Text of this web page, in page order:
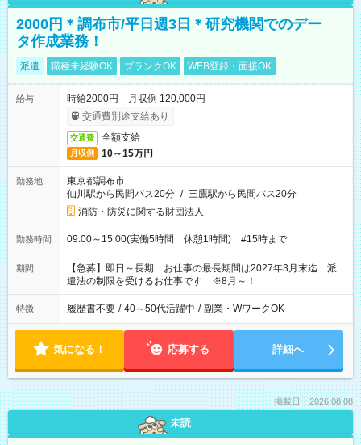
2000円＊調布市/平日週3日＊研究機関でのデー
タ作成業務！
派遣 職種未経験OK ブランクOK WEB登録・面接OK
給与
時給2000円 月収例 120,000円
交通費別途支給あり
交通費 全額支給
月収例 10～15万円
勤務地
東京都調布市
仙川駅から民間バス20分 / 三鷹駅から民間バス20分
消防・防災に関する財団法人
勤務時間 09:00～15:00(実働5時間 休憩1時間) #15時まで
期間
【急募】即日～長期 お仕事の最長期間は2027年3月末迄 派
遣法の制限を受けるお仕事です ※8月～！
特徴 履歴書不要 / 40～50代活躍中 / 副業・WワークOK
気になる！ 応募する 詳細へ
掲載日：2026.08.08
未読